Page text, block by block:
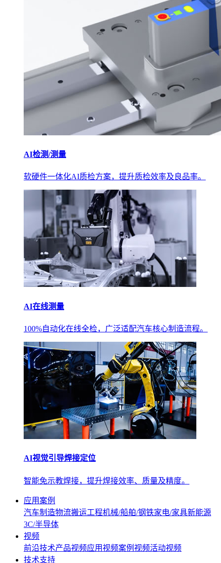
AI检测/测量
软硬件一体化AI质检方案，提升质检效率及良品率。
AI在线测量
100%自动化在线全检，广泛适配汽车核心制造流程。
AI视觉引导焊接定位
智能免示教焊接，提升焊接效率、质量及精度。
应用案例
汽车制造物流搬运工程机械/船舶/钢铁家电/家具新能源
3C/半导体
视频
前沿技术产品视频应用视频案例视频活动视频
技术支持